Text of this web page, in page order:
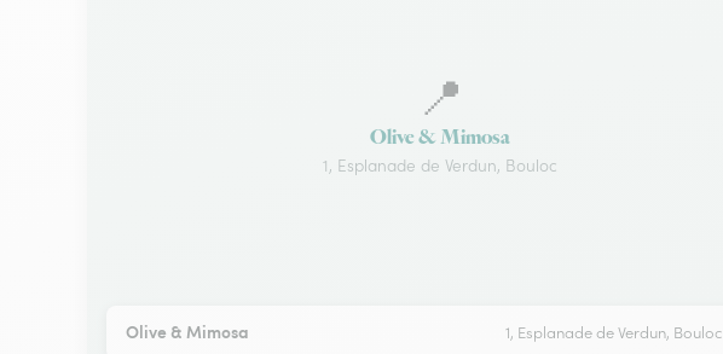
📍
Olive & Mimosa
1, Esplanade de Verdun, Bouloc
Olive & Mimosa 1, Esplanade de Verdun, Bouloc